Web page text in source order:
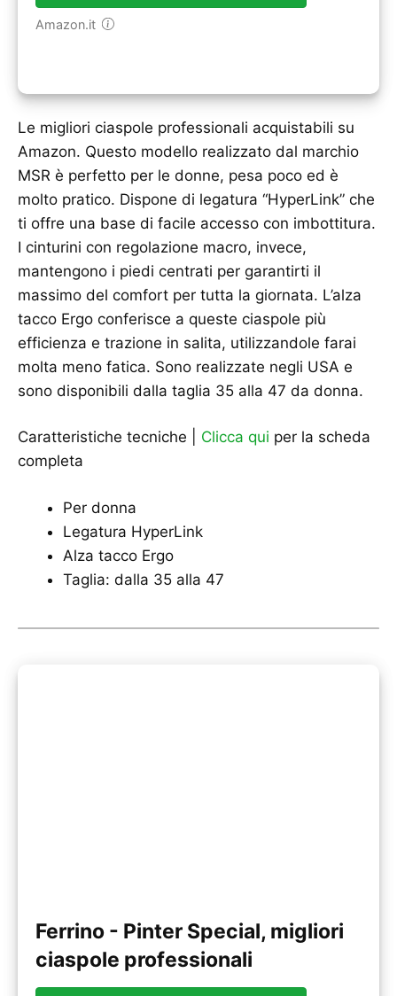
Amazon.it
Le migliori ciaspole professionali acquistabili su
Amazon. Questo modello realizzato dal marchio
MSR è perfetto per le donne, pesa poco ed è
molto pratico. Dispone di legatura “HyperLink” che
ti offre una base di facile accesso con imbottitura.
I cinturini con regolazione macro, invece,
mantengono i piedi centrati per garantirti il
massimo del comfort per tutta la giornata. L’alza
tacco Ergo conferisce a queste ciaspole più
efficienza e trazione in salita, utilizzandole farai
molta meno fatica. Sono realizzate negli USA e
sono disponibili dalla taglia 35 alla 47 da donna.
Caratteristiche tecniche | Clicca qui per la scheda
completa
Per donna
Legatura HyperLink
Alza tacco Ergo
Taglia: dalla 35 alla 47
Ferrino - Pinter Special, migliori
ciaspole professionali